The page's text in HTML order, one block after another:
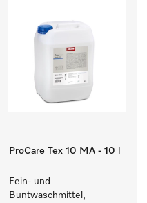
ProCare Tex 10 MA - 10 l
Fein- und
Buntwaschmittel,